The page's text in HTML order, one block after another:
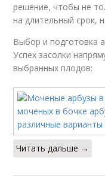
решение, чтобы не
на длительный срок,
Выбор и подготовка
Успех засолки
выбранных плодов:
Читать дальше →